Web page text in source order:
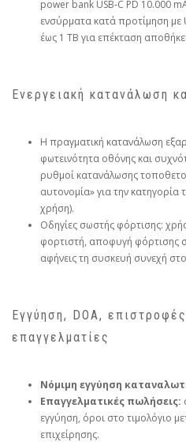
power bank USB‑C PD 10.000
ενσύρματα κατά προτίμηση με
έως 1 TB για επέκταση
Ενεργειακή κατανάλωση
Η πραγματική κατανάλωση
φωτεινότητα οθόνης και
ρυθμοί κατανάλωσης
αυτονομία» για την κατηγορία
χρήση).
Οδηγίες σωστής φόρτισης:
φορτιστή, αποφυγή φόρτισης
αφήνεις τη συσκευή συνεχή
Εγγύηση, DOA,
επαγγελματίες
Νόμιμη εγγύηση
Επαγγελματικές πωλήσεις:
εγγύηση, όροι στο τιμολόγιο
επιχείρησης.